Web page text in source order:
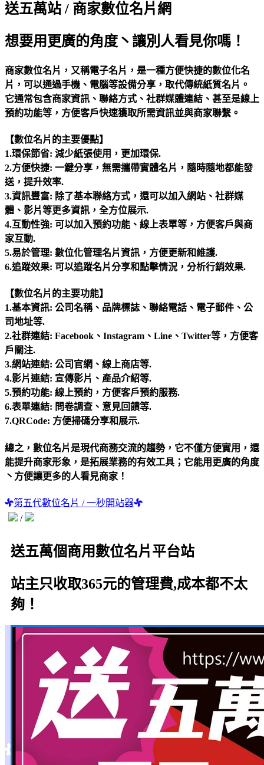
送五萬站 / 商家數位名片網
想要用更廣的角度丶讓別人看見你嗎！
商家數位名片，又稱電子名片 ，是一種方便快捷的數位化名
片，可以通過手機、電腦等設備分享，取代傳統紙質名片。
它通常包含商家資訊、聯絡方式、社群媒體連結、甚至是線上
預約功能等，方便客戶快速獲取所需資訊並與商家聯繫。
【數位名片的主要優點】
1.環保節省: 減少紙張使用，更加環保.
2.方便快捷: 一鍵分享，無需攜帶實體名片，隨時隨地都能發
送，提升效率.
3.資訊豐富: 除了基本聯絡方式，還可以加入網站、社群媒
體、影片等更多資訊，全方位展示.
4.互動性強: 可以加入預約功能、線上表單等，方便客戶與商
家互動.
5.易於管理: 數位化管理名片資訊，方便更新和維護.
6.追蹤效果: 可以追蹤名片分享和點擊情況，分析行銷效果.
【數位名片的主要功能】
1.基本資訊: 公司名稱、品牌標誌、聯絡電話、電子郵件、公
司地址等.
2.社群連結: Facebook、Instagram、Line、Twitter等，方便客
戶關注.
3.網站連結: 公司官網、線上商店等.
4.影片連結: 宣傳影片、產品介紹等.
5.預約功能: 線上預約，方便客戶預約服務.
6.表單連結: 問卷調查、意見回饋等.
7.QRCode: 方便掃碼分享和展示.
總之，數位名片是現代商務交流的趨勢，它不僅方便實用，還
能提升商家形象，是拓展業務的有效工具；它能用更廣的角度
丶方便讓更多的人看見商家！
第五代數位名片 / 一秒開站器
/
送五萬個商用數位名片平台站
站主只收取365元的管理費,成本都不太
夠！